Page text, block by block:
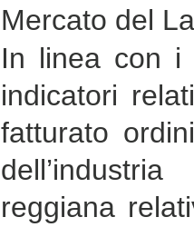
Mercato del
In linea con i
indicatori
fatturato
reggiana